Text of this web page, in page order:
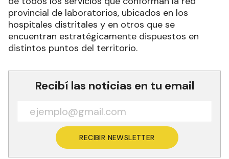
provincial de laboratorios, ubicados en los
hospitales distritales y en otros que se
encuentran estratégicamente dispuestos en
distintos puntos del territorio.
Recibí las noticias en tu email
RECIBIR NEWSLETTER